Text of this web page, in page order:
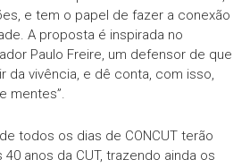
e tem o papel de fazer a conexão
A proposta é inspirada no
Paulo Freire, um defensor de que
da vivência, e dê conta, com isso,
mentes”.
todos os dias de CONCUT terão
anos da CUT, trazendo ainda os